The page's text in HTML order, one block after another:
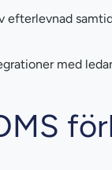
efterlevnad
med